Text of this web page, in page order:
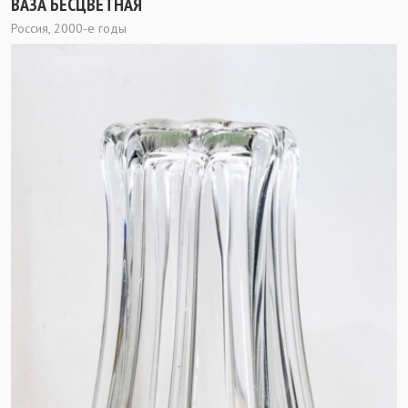
ВАЗА БЕСЦВЕТНАЯ
Россия, 2000-е годы